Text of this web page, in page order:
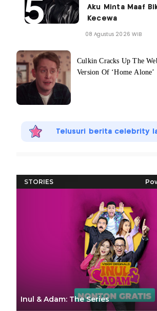
Aku Minta Maaf
Kecewa
08 Agustus 2026 WIB
Telusuri berita celebrity